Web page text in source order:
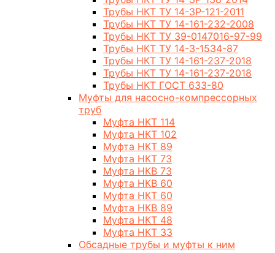
Трубы НКТ ТУ 14-3Р-121-2011
Трубы НКТ ТУ 14-161-232-2008
Трубы НКТ ТУ 39-0147016-97-99
Трубы НКТ ТУ 14-3-1534-87
Трубы НКТ ТУ 14-161-237-2018
Трубы НКТ ТУ 14-161-237-2018
Трубы НКТ ГОСТ 633-80
Муфты для насосно-компрессорных
труб
Муфта НКТ 114
Муфта НКТ 102
Муфта НКТ 89
Муфта НКТ 73
Муфта НКВ 73
Муфта НКВ 60
Муфта НКТ 60
Муфта НКВ 89
Муфта НКТ 48
Муфта НКТ 33
Обсадные трубы и муфты к ним